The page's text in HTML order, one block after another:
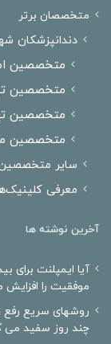
متخصصان برتر
دندانپزشکان
متخصصین
متخصصین
متخصصین
متخصصین
سایر
معرفی
آخرین نوشته ها
آیا ایمپلنت
موفقیت را
روشهای سریع رفع
چند روز سفید می